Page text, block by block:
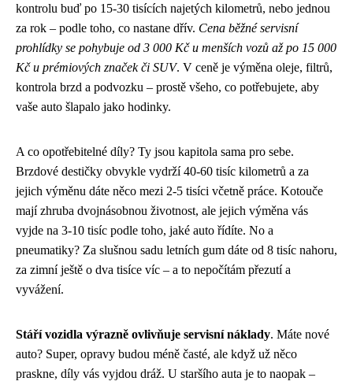
kontrolu buď po 15-30 tisících najetých kilometrů, nebo jednou
za rok – podle toho, co nastane dřív. Cena běžné servisní
prohlídky se pohybuje od 3 000 Kč u menších vozů až po 15 000
Kč u prémiových značek či SUV. V ceně je výměna oleje, filtrů,
kontrola brzd a podvozku – prostě všeho, co potřebujete, aby
vaše auto šlapalo jako hodinky.
A co opotřebitelné díly? Ty jsou kapitola sama pro sebe.
Brzdové destičky obvykle vydrží 40-60 tisíc kilometrů a za
jejich výměnu dáte něco mezi 2-5 tisíci včetně práce. Kotouče
mají zhruba dvojnásobnou životnost, ale jejich výměna vás
vyjde na 3-10 tisíc podle toho, jaké auto řídíte. No a
pneumatiky? Za slušnou sadu letních gum dáte od 8 tisíc nahoru,
za zimní ještě o dva tisíce víc – a to nepočítám přezutí a
vyvážení.
Stáří vozidla výrazně ovlivňuje servisní náklady. Máte nové
auto? Super, opravy budou méně časté, ale když už něco
praskne, díly vás vyjdou dráž. U staršího auta je to naopak –